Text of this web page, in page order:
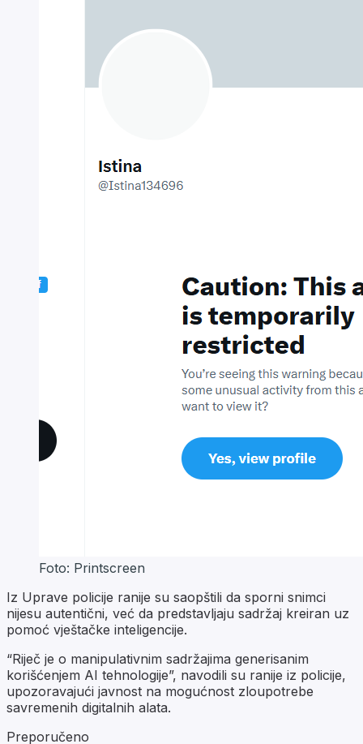
Foto: Printscreen
Iz Uprave policije ranije su saopštili da sporni snimci
nijesu autentični, već da predstavljaju sadržaj kreiran uz
pomoć vještačke inteligencije.
“Riječ je o manipulativnim sadržajima generisanim
korišćenjem AI tehnologije”, navodili su ranije iz policije,
upozoravajući javnost na mogućnost zloupotrebe
savremenih digitalnih alata.
Preporučeno